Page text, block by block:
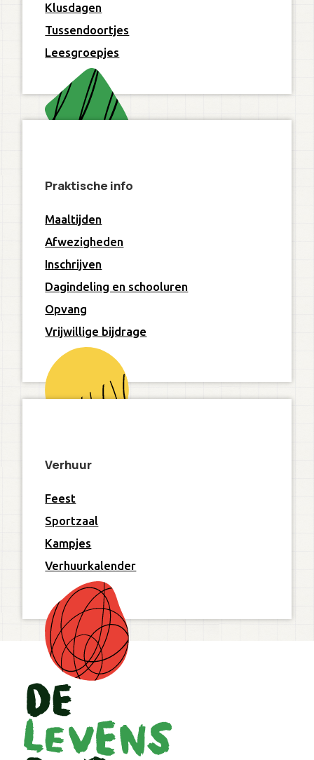
Klusdagen
Tussendoortjes
Leesgroepjes
Praktische info
Maaltijden
Afwezigheden
Inschrijven
Dagindeling en schooluren
Opvang
Vrijwillige bijdrage
Verhuur
Feest
Sportzaal
Kampjes
Verhuurkalender